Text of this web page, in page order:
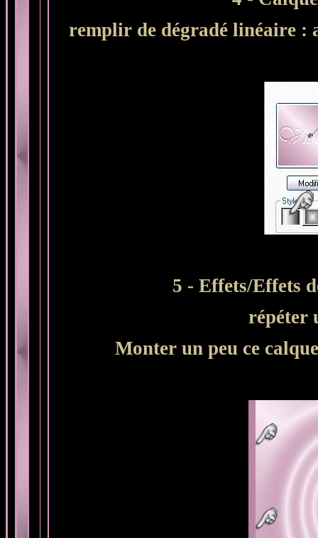
remplir de dégradé linéaire :
5 - Effets/Effets
répéter
Monter un peu ce